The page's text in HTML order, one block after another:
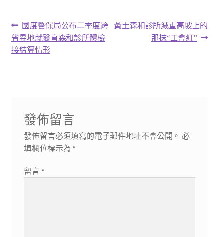
文
章
上
一
篇
國度醫保局公布二季度跨
省異地就醫直森和診所體檢
接結算情形
下
黃土森和診所減重高坡上的
那抹“工會紅”
發佈留言
發佈留言必須填寫的電子郵件地址不會公開。 必
填欄位標示為 *
留言 *